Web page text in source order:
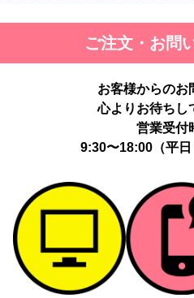
ご注文・お問
お客様からのお
心よりお待ちし
営業受
9:30〜18:00（平日